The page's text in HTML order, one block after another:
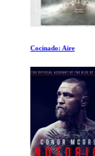
Cocinado: Aire